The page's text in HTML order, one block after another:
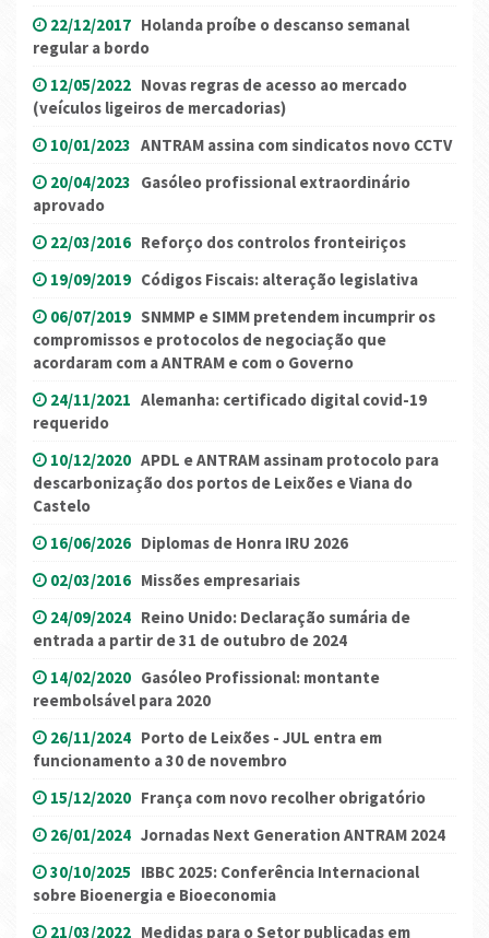
22/12/2017 Holanda proíbe o descanso semanal
regular a bordo
12/05/2022 Novas regras de acesso ao mercado
(veículos ligeiros de mercadorias)
10/01/2023 ANTRAM assina com sindicatos novo CCTV
20/04/2023 Gasóleo profissional extraordinário
aprovado
22/03/2016 Reforço dos controlos fronteiriços
19/09/2019 Códigos Fiscais: alteração legislativa
06/07/2019 SNMMP e SIMM pretendem incumprir os
compromissos e protocolos de negociação que
acordaram com a ANTRAM e com o Governo
24/11/2021 Alemanha: certificado digital covid-19
requerido
10/12/2020 APDL e ANTRAM assinam protocolo para
descarbonização dos portos de Leixões e Viana do
Castelo
16/06/2026 Diplomas de Honra IRU 2026
02/03/2016 Missões empresariais
24/09/2024 Reino Unido: Declaração sumária de
entrada a partir de 31 de outubro de 2024
14/02/2020 Gasóleo Profissional: montante
reembolsável para 2020
26/11/2024 Porto de Leixões - JUL entra em
funcionamento a 30 de novembro
15/12/2020 França com novo recolher obrigatório
26/01/2024 Jornadas Next Generation ANTRAM 2024
30/10/2025 IBBC 2025: Conferência Internacional
sobre Bioenergia e Bioeconomia
21/03/2022 Medidas para o Setor publicadas em